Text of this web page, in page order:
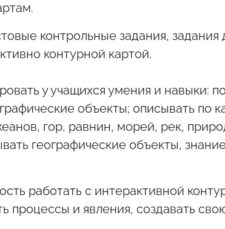
контрольные задания, задания
контурной картой.
у учащихся умения и навыки:
объекты; описывать по
гор, равнин, морей, рек,
географические объекты,
работать с интерактивной
процессы и явления, создавать